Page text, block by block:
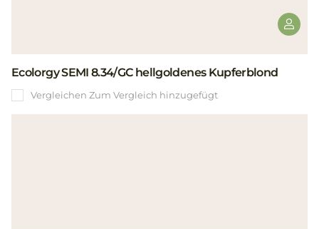
Ecolorgy SEMI 8.34/GC hellgoldenes Kupferblond
Vergleichen Zum Vergleich hinzugefügt